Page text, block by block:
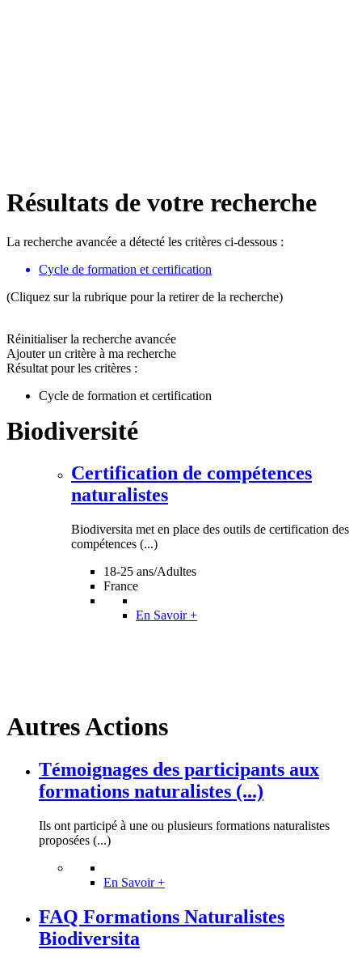
Résultats de votre recherche
La recherche avancée a détecté les critères ci-dessous :
Cycle de formation et certification
(Cliquez sur la rubrique pour la retirer de la recherche)
Réinitialiser la recherche avancée
Ajouter un critère à ma recherche
Résultat pour les critères :
Cycle de formation et certification
Biodiversité
Certification de compétences
naturalistes
Biodiversita met en place des outils de certification des
compétences (...)
18-25 ans/Adultes
France
En Savoir +
Autres Actions
Témoignages des participants aux
formations naturalistes (...)
Ils ont participé à une ou plusieurs formations naturalistes
proposées (...)
En Savoir +
FAQ Formations Naturalistes
Biodiversita